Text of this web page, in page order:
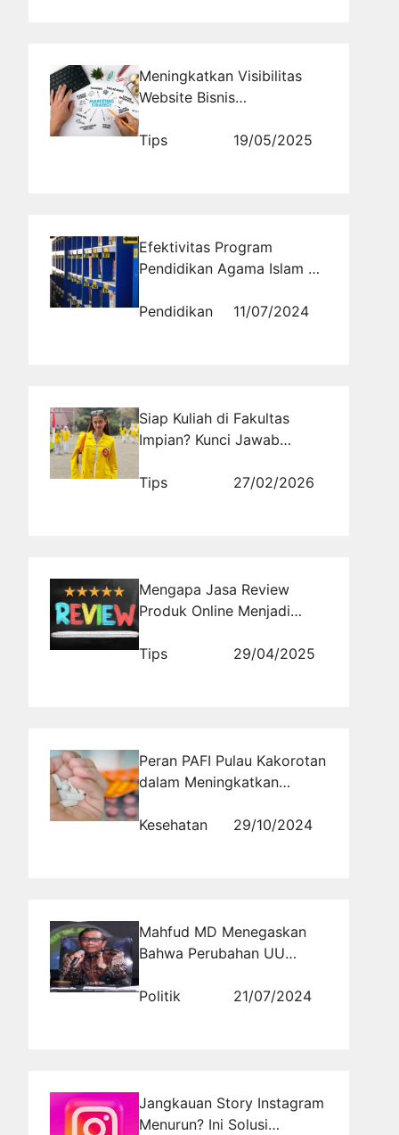
Meningkatkan Visibilitas
Website Bisnis
Teknik Promosi Efektif
Tips 19/05/2025
Efektivitas Program
Pendidikan Agama Islam di
Masoem
Pendidikan 11/07/2024
Siap Kuliah di Fakultas
Impian? Kunci Jawab
yang Harus Kamu Kuasai
Tips 27/02/2026
Mengapa Jasa Review
Produk Online Menjadi
Digital?
Tips 29/04/2025
Peran PAFI Pulau Kakorotan
dalam Meningkatkan
tentang Bahaya
Kesehatan 29/10/2024
Mahfud MD Menegaskan
Bahwa Perubahan UU
Legislasi yang Benar
Politik 21/07/2024
Jangkauan Story Instagram
Menurun? Ini Solusi